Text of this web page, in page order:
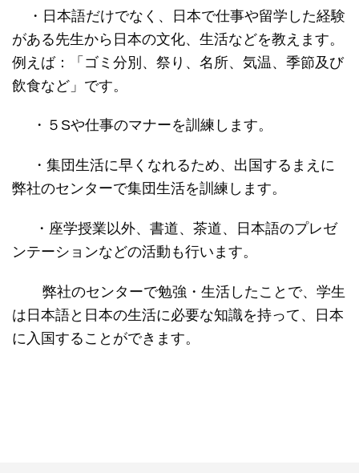
・日本語だけでなく、日本で仕事や留学した経験
がある先生から日本の文化、生活などを教えます。
例えば：「ゴミ分別、祭り、名所、気温、季節及び
飲食など」です。
・５ Sや仕事のマナーを訓練します。
・ 集団生活に早くなれるため、 出国するまえに
弊社のセンターで集団生活を訓練します。
・座学授業以外、 書道、茶道、日本語のプレゼ
ンテーションなどの活動も行います。
弊社のセンターで勉強・生活したことで、学生
は日本語と日本の生活に必要な知識を持って、日本
に入国することができます。